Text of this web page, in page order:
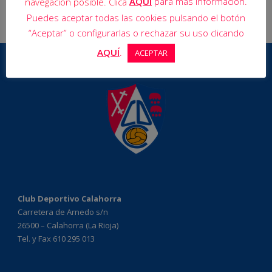
Club Deportivo Calahorra
Carretera de Arnedo s/n
26500 – Calahorra (La Rioja)
Tel. y Fax 610 295 013
Puedes aceptar todas las cookies pulsando el botón
“Aceptar” o configurarlas o rechazar su uso clicando
AQUÍ. ACEPTAR